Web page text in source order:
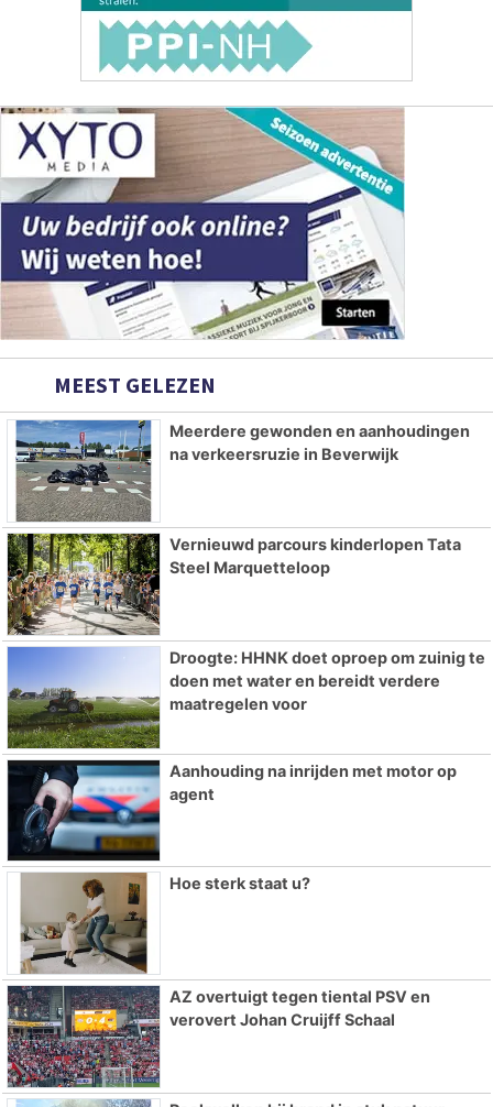
MEEST GELEZEN
Meerdere gewonden en aanhoudingen
na verkeersruzie in Beverwijk
Vernieuwd parcours kinderlopen Tata
Steel Marquetteloop
Droogte: HHNK doet oproep om zuinig te
doen met water en bereidt verdere
maatregelen voor
Aanhouding na inrijden met motor op
agent
Hoe sterk staat u?
AZ overtuigt tegen tiental PSV en
verovert Johan Cruijff Schaal